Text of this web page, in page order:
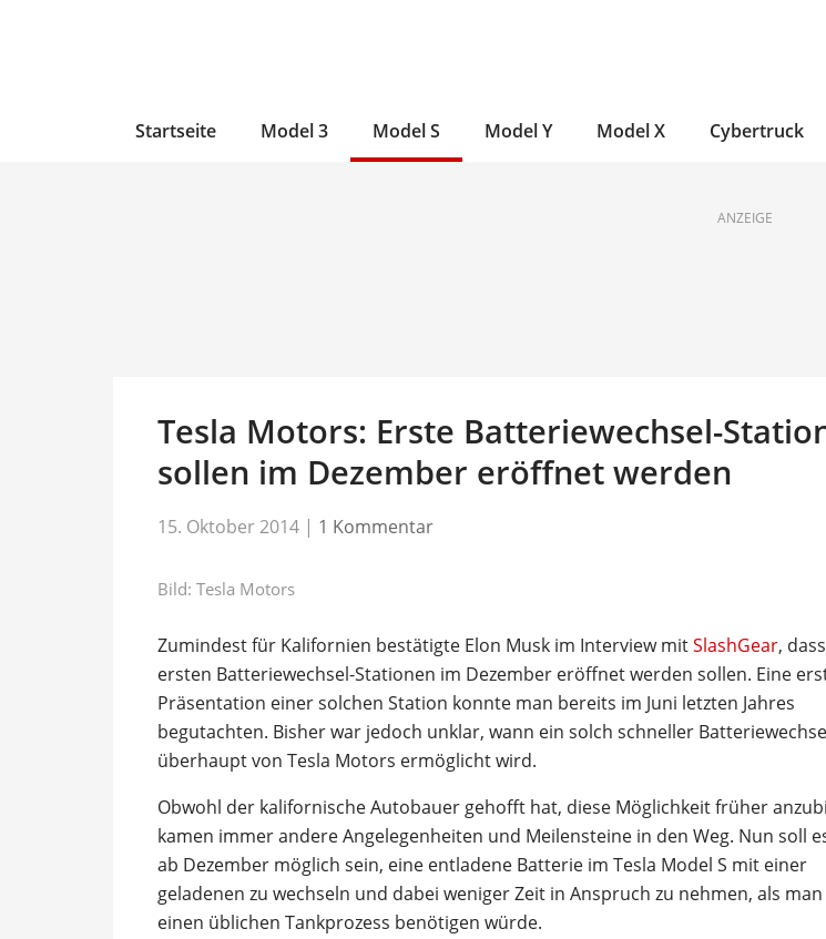
Startseite Model 3 Model S Model Y Model X Cybertruck
ANZEIGE
Tesla Motors: Erste Batteriewechsel-
sollen im Dezember eröffnet werden
15. Oktober 2014 | 1 Kommentar
Bild: Tesla Motors
Zumindest für Kalifornien bestätigte Elon Musk im Interview mitSlashGear,
ersten Batteriewechsel-Stationen im Dezember eröffnet werden sollen. Eine
Präsentation einer solchen Station konnte man bereits im Juni letzten Jahres
begutachten. Bisher war jedoch unklar, wann ein solch schneller
überhaupt von Tesla Motors ermöglicht wird.
Obwohl der kalifornische Autobauer gehofft hat, diese Möglichkeit früher
kamen immer andere Angelegenheiten und Meilensteine in den Weg. Nun soll
ab Dezember möglich sein, eine entladene Batterie im Tesla Model S mit einer
geladenen zu wechseln und dabei weniger Zeit in Anspruch zu nehmen, als
einen üblichen Tankprozess benötigen würde.